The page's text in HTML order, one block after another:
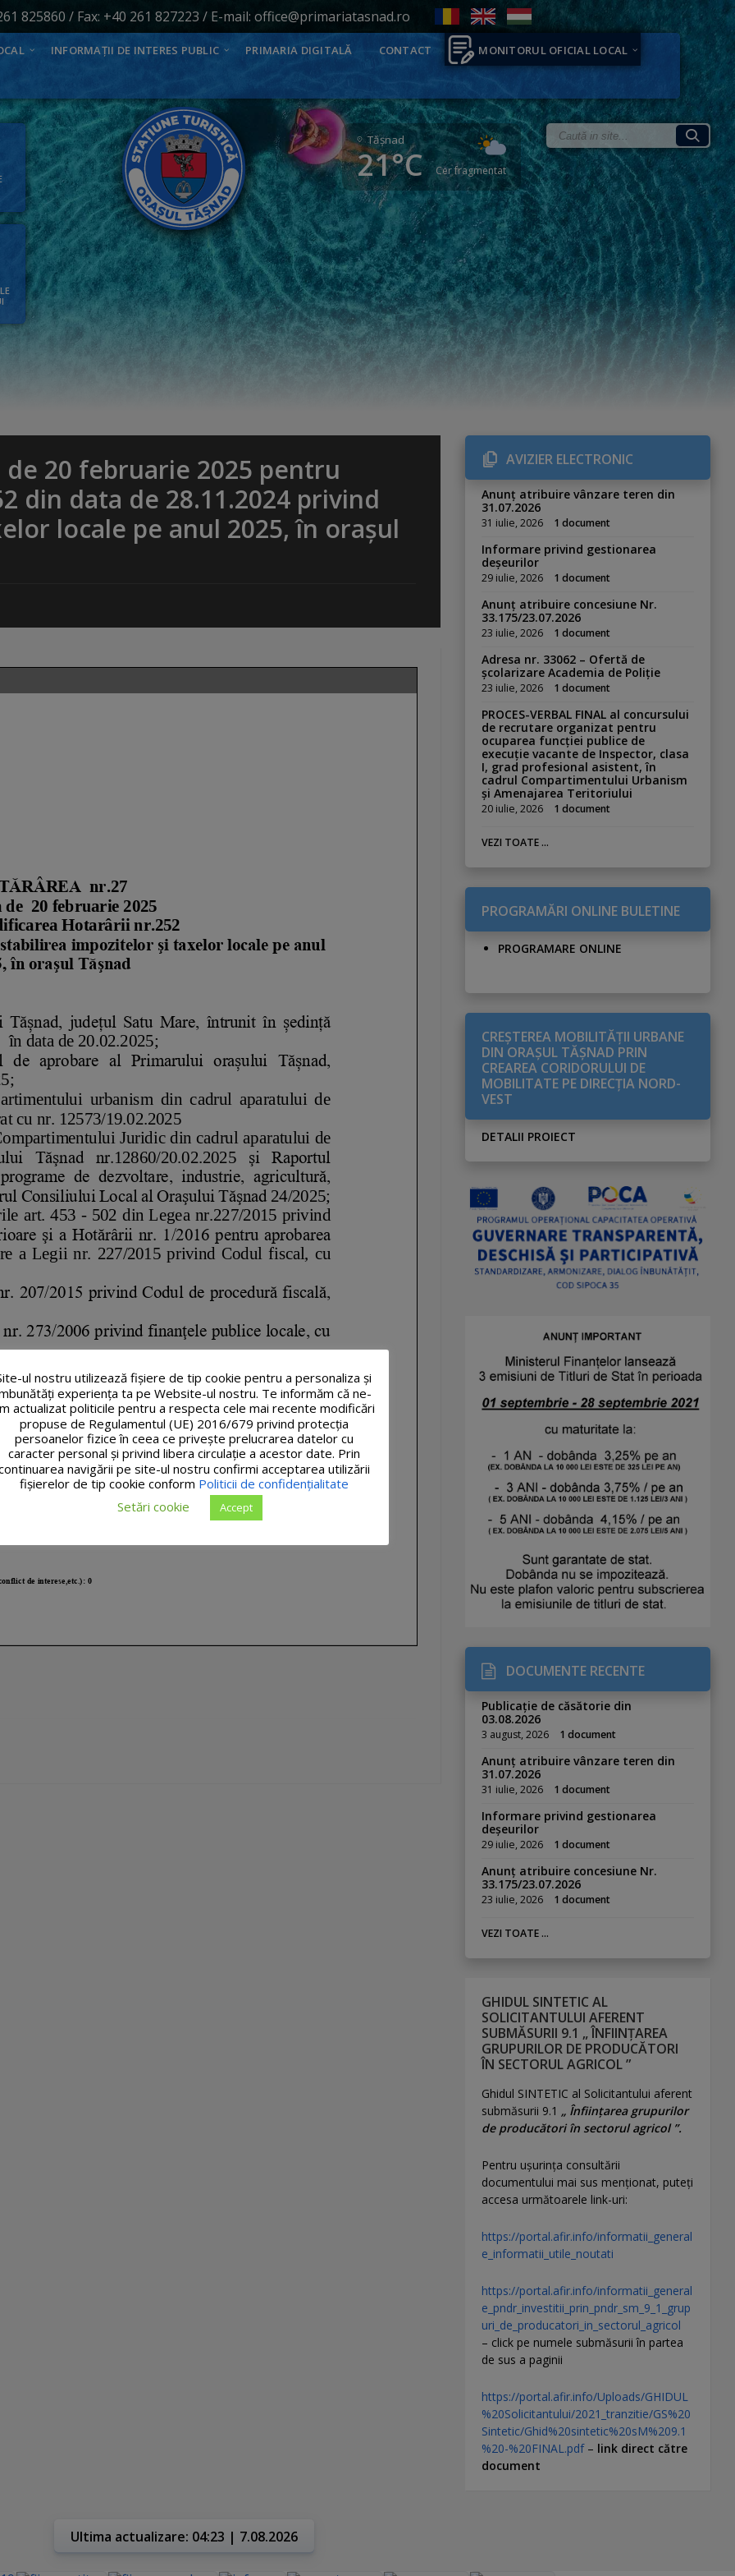
825860 / Fax: +40 261 827223 / E-mail: office@primariatasnad.ro
INFORMAȚII DE INTERES PUBLIC PRIMARIA DIGITALĂ CONTACT MONITORUL OFICIAL LOCAL
Tăşnad
21°C Cer fragmentat
de 20 februarie 2025 pentru
din data de 28.11.2024 privind
locale pe anul 2025, în orașul
AVIZIER ELECTRONIC
Anunț atribuire vânzare teren din
31.07.2026
31 iulie, 2026 1 document
Informare privind gestionarea
deșeurilor
29 iulie, 2026 1 document
Anunț atribuire concesiune Nr.
33.175/23.07.2026
23 iulie, 2026 1 document
Adresa nr. 33062 – Ofertă de
școlarizare Academia de Poliție
23 iulie, 2026 1 document
PROCES-VERBAL FINAL al concursului
de recrutare organizat pentru
ocuparea funcției publice de
execuție vacante de Inspector, clasa
I, grad profesional asistent, în
cadrul Compartimentului Urbanism
și Amenajarea Teritoriului
20 iulie, 2026 1 document
VEZI TOATE ...
PROGRAMĂRI ONLINE BULETINE
PROGRAMARE ONLINE
CREŞTEREA MOBILITĂŢII URBANE
DIN ORAŞUL TĂŞNAD PRIN
CREAREA CORIDORULUI DE
MOBILITATE PE DIRECŢIA NORD-
VEST
DETALII PROIECT
DOCUMENTE RECENTE
Publicație de căsătorie din
03.08.2026
3 august, 2026 1 document
Anunț atribuire vânzare teren din
31.07.2026
31 iulie, 2026 1 document
Informare privind gestionarea
deșeurilor
29 iulie, 2026 1 document
Anunț atribuire concesiune Nr.
33.175/23.07.2026
23 iulie, 2026 1 document
VEZI TOATE ...
GHIDUL SINTETIC AL
SOLICITANTULUI AFERENT
SUBMĂSURII 9.1 „ ÎNFIINȚAREA
GRUPURILOR DE PRODUCĂTORI
ÎN SECTORUL AGRICOL ”
Ghidul SINTETIC al Solicitantului aferent
submăsurii 9.1 „ Înființarea grupurilor
de producători în sectorul agricol ”.
Pentru uşurinţa consultării
documentului mai sus menţionat, puteţi
accesa următoarele link-uri:
https://portal.afir.info/informatii_general
e_informatii_utile_noutati
https://portal.afir.info/informatii_general
e_pndr_investitii_prin_pndr_sm_9_1_grup
uri_de_producatori_in_sectorul_agricol
– click pe numele submăsurii în partea
de sus a paginii
https://portal.afir.info/Uploads/GHIDUL
%20Solicitantului/2021_tranzitie/GS%20
Sintetic/Ghid%20sintetic%20sM%209.1
%20-%20FINAL.pdf– link direct către
document
Ultima actualizare: 04:23 | 7.08.2026
ul nostru utilizează fişiere de tip cookie pentru a personaliza și
experiența ta pe Website-ul nostru. Te informăm că ne-
actualizat politicile pentru a respecta cele mai recente modificări
propuse de Regulamentul (UE) 2016/679 privind protecția
persoanelor fizice în ceea ce privește prelucrarea datelor cu
caracter personal și privind libera circulație a acestor date. Prin
navigării pe site-ul nostru confirmi acceptarea utilizării
fişierelor de tip cookie conform Politicii de confidențialitate
Setări cookie
Accept